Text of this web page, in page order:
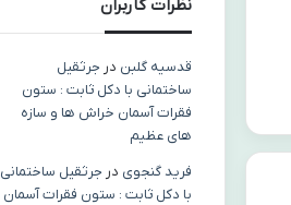
نظرات کاربران
قدسیه گلبن در جرثقیل
ساختمانی با دکل ثابت : ستون
فقرات آسمان خراش ها و سازه
های عظیم
فرید گنجوی در جرثقیل ساختمانی
با دکل ثابت : ستون فقرات آسمان